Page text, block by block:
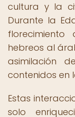
cultura y la
Durante la
hebreos al
asimilación
contenidos en
Estas
solo